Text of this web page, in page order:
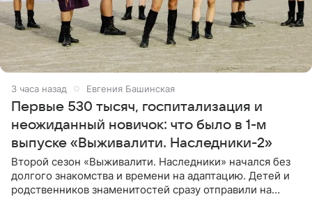
3 часа назад Евгения Башинская
Первые 530 тысяч, госпитализация и
неожиданный новичок: что было в 1-м
выпуске «Выживалити. Наследники-2»
Второй сезон «Выживалити. Наследники» начался без
долгого знакомства и времени на адаптацию. Детей и
родственников знаменитостей сразу отправили на